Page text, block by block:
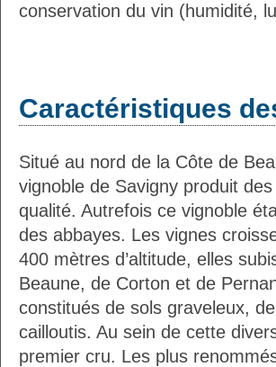
conservation du vin (humidité,
Caractéristiques
Situé au nord de la Côte de
vignoble de Savigny produit
qualité. Autrefois ce vignoble
des abbayes. Les vignes
400 mètres d’altitude, elles
Beaune, de Corton et de
constitués de sols graveleux,
cailloutis. Au sein de cette
premier cru. Les plus